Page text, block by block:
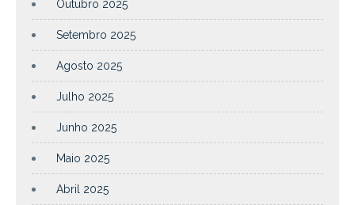
Outubro 2025
Setembro 2025
Agosto 2025
Julho 2025
Junho 2025
Maio 2025
Abril 2025